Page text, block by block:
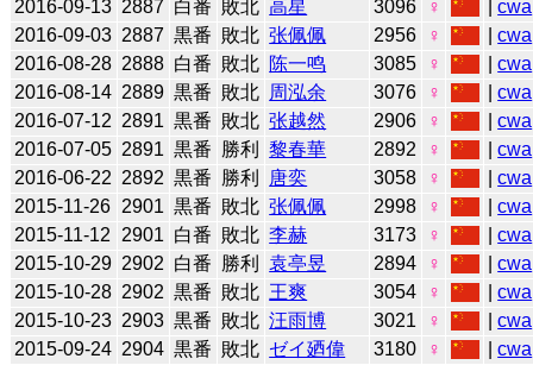
2016-09-13 2887 白番 敗北 高星 3096 ♀ |cwa
2016-09-03 2887 黒番 敗北 张佩佩 2956 ♀ |cwa
2016-08-28 2888 白番 敗北 陈一鸣 3085 ♀ |cwa
2016-08-14 2889 黒番 敗北 周泓余 3076 ♀ |cwa
2016-07-12 2891 黒番 敗北 张越然 2906 ♀ |cwa
2016-07-05 2891 黒番 勝利 黎春華 2892 ♀ |cwa
2016-06-22 2892 黒番 勝利 唐奕 3058 ♀ |cwa
2015-11-26 2901 黒番 敗北 张佩佩 2998 ♀ |cwa
2015-11-12
2901 白番 敗北 李赫 3173 ♀ |cwa
2015-10-29 2902 白番 勝利 袁亭昱 2894 ♀ |cwa
2015-10-28 2902 黒番 敗北 王爽 3054 ♀ |cwa
2015-10-23 2903 黒番 敗北 汪雨博 3021 ♀ |cwa
2015-09-24 2904 黒番 敗北 ゼイ廼偉 3180 ♀ |cwa